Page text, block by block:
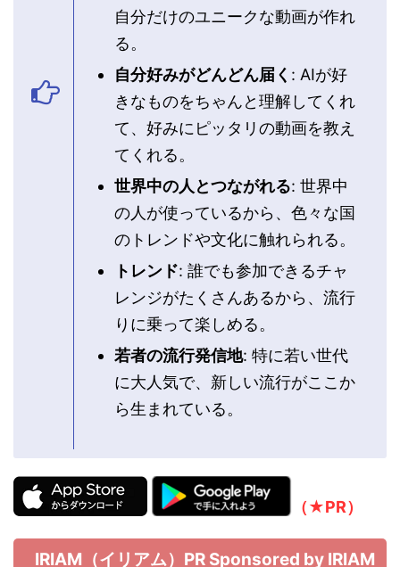
自分だけのユニークな動画が作れ
る。
自分好みがどんどん届く : AIが好
きなものをちゃんと理解してくれ
て、好みにピッタリの動画を教え
てくれる。
世界中の人とつながれる: 世界中
の人が使っているから、色々な国
のトレンドや文化に触れられる。
トレンド: 誰でも参加できるチャ
レンジがたくさんあるから、流行
りに乗って楽しめる。
若者の流行発信地: 特に若い世代
に大人気で、新しい流行がここか
ら生まれている。
（★PR）
IRIAM（イリアム）PR Sponsored by IRIAM